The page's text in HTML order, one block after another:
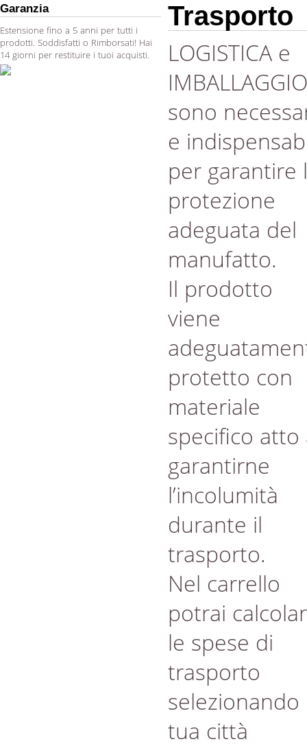
Garanzia
Estensione fino a 5 anni per tutti i
prodotti. Soddisfatti o Rimborsati! Hai
14 giorni per restituire i tuoi acquisti.
Trasporto
LOGISTICA e
IMBALLAGGIO
sono
e
per garantire
protezione
adeguata del
manufatto.
Il prodotto
viene
protetto con
materiale
specifico atto
garantirne
l’incolumità
durante il
trasporto.
Nel carrello
potrai
le spese di
trasporto
selezionando
tua città